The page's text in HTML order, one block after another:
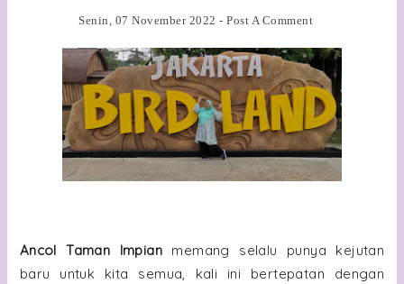
Senin, 07 November 2022-Post A Comment
Ancol Taman Impian memang selalu punya kejutan
baru untuk kita semua, kali ini bertepatan dengan